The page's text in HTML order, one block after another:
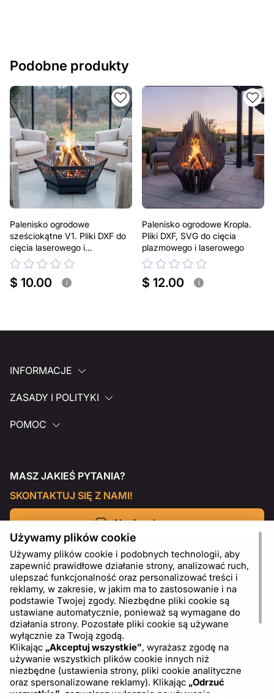
Podobne produkty
Palenisko ogrodowe
sześciokątne V1. Pliki DXF do
cięcia laserowego i
plazmowego
$ 10.00 i
Palenisko ogrodowe Kropla.
Pliki DXF, SVG do cięcia
plazmowego i laserowego
$ 12.00 i
INFORMACJE
ZASADY I POLITYKI
POMOC
MASZ JAKIEŚ PYTANIA?
SKONTAKTUJ SIĘ Z NAMI!
Napisz do nas
PL USD - US Dollar ($)
Używamy plików cookie
Używamy plików cookie i podobnych technologii, aby
zapewnić prawidłowe działanie strony, analizować ruch,
ulepszać funkcjonalność oraz personalizować treści i
reklamy, w zakresie, w jakim ma to zastosowanie i na
podstawie Twojej zgody. Niezbędne pliki cookie są
ustawiane automatycznie, ponieważ są wymagane do
działania strony. Pozostałe pliki cookie są używane
wyłącznie za Twoją zgodą.
Klikając „Akceptuj wszystkie”, wyrażasz zgodę na
używanie wszystkich plików cookie innych niż
niezbędne (ustawienia strony, pliki cookie analityczne
oraz spersonalizowane reklamy). Klikając „Odrzuć
wszystkie” , zezwalasz wyłącznie na używanie